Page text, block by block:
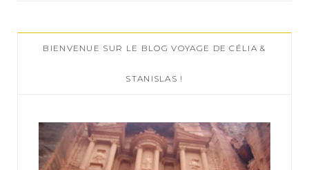
c
h
:
BIENVENUE SUR LE BLOG VOYAGE DE CÉLIA &
STANISLAS !